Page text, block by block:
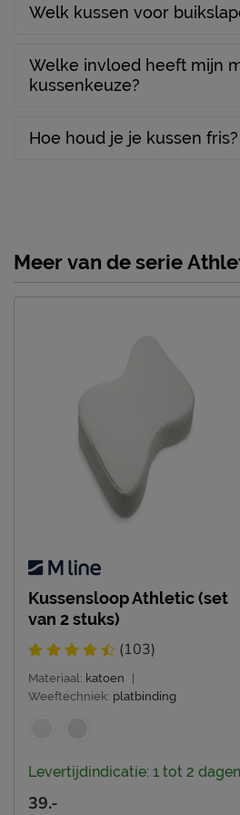
Emailadres
Welk kussen voor
Welke invloed heeft mijn
kussenkeuze?
Hoe houd je je kussen fris?
Meer van de serie
Kussensloop Athletic (set
van 2 stuks)
(103)
Materiaal: katoen
|
Weeftechniek: platbinding
Levertijdindicatie: 1 tot 2 dagen
39.-